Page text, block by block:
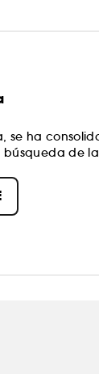
se ha
búsqueda de